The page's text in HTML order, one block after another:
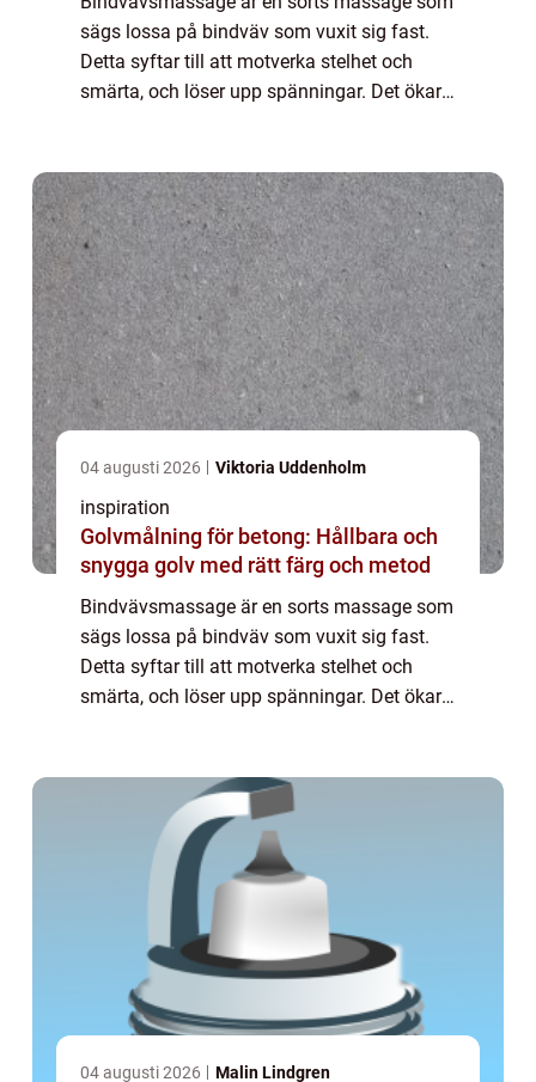
sägs lossa på bindväv som vuxit sig fast.
Detta syftar till att motverka stelhet och
smärta, och löser upp spänningar. Det ökar
04 augusti 2026 Viktoria Uddenholm
inspiration
Golvmålning för betong: Hållbara och
snygga golv med rätt färg och metod
Bindvävsmassage är en sorts massage som
sägs lossa på bindväv som vuxit sig fast.
Detta syftar till att motverka stelhet och
smärta, och löser upp spänningar. Det ökar
04 augusti 2026 Malin Lindgren